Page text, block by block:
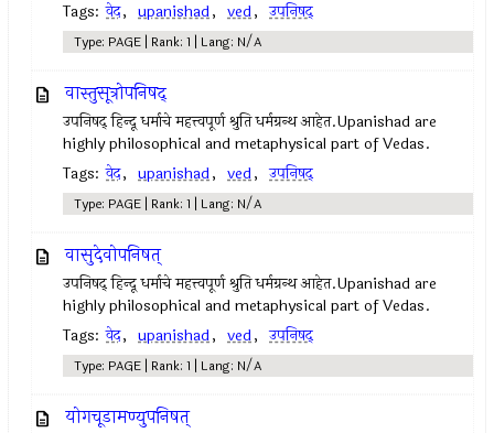
Tags: वेद, upanishad, ved, उपनिषद्‍
Type: PAGE | Rank: 1 | Lang: N/A
वास्तुसूत्रोपनिषद्‍
उपनिषद् हिन्दू धर्माचे महत्त्वपूर्ण श्रुति धर्मग्रन्थ आहेत.Upanishad are
highly philosophical and metaphysical part of Vedas.
Tags: वेद, upanishad, ved, उपनिषद्‍
Type: PAGE | Rank: 1 | Lang: N/A
वासुदेवोपनिषत्
उपनिषद् हिन्दू धर्माचे महत्त्वपूर्ण श्रुति धर्मग्रन्थ आहेत.Upanishad are
highly philosophical and metaphysical part of Vedas.
Tags: वेद, upanishad, ved, उपनिषद्‍
Type: PAGE | Rank: 1 | Lang: N/A
योगचूडामण्युपनिषत्